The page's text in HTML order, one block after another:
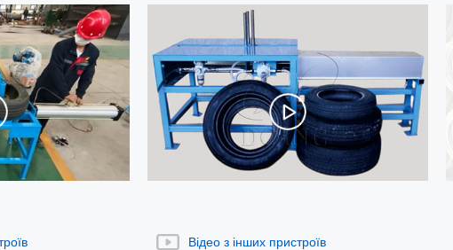
Відео з інших пристроїв